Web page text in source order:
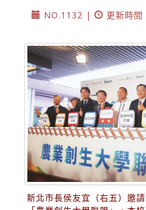
NO.1132 |
更新時
新北市長侯友宜（右五）邀